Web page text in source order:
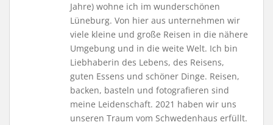
Jahre) wohne ich im wunderschönen
Lüneburg. Von hier aus unternehmen wir
viele kleine und große Reisen in die nähere
Umgebung und in die weite Welt. Ich bin
Liebhaberin des Lebens, des Reisens,
guten Essens und schöner Dinge. Reisen,
backen, basteln und fotografieren sind
meine Leidenschaft. 2021 haben wir uns
unseren Traum vom Schwedenhaus erfüllt.